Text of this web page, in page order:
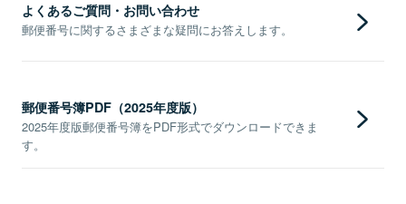
よくあるご質問・お問い合わせ
郵便番号に関するさまざまな疑問にお答えします。
郵便番号簿PDF（2025年度版）
2025年度版郵便番号簿をPDF形式でダウンロードできま
す。